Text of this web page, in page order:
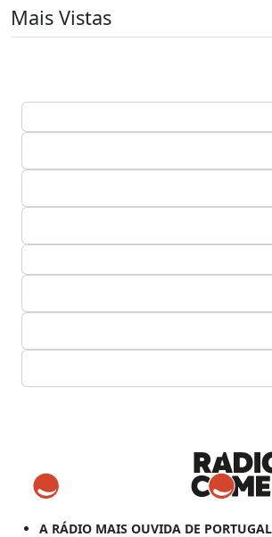
Mais Vistas
A RÁDIO MAIS OUVIDA DE PORTUGAL